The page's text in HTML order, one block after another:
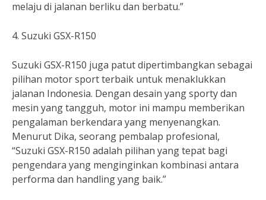
melaju di jalanan berliku dan berbatu.”
4. Suzuki GSX-R150
Suzuki GSX-R150 juga patut dipertimbangkan sebagai
pilihan motor sport terbaik untuk menaklukkan
jalanan Indonesia. Dengan desain yang sporty dan
mesin yang tangguh, motor ini mampu memberikan
pengalaman berkendara yang menyenangkan.
Menurut Dika, seorang pembalap profesional,
“Suzuki GSX-R150 adalah pilihan yang tepat bagi
pengendara yang menginginkan kombinasi antara
performa dan handling yang baik.”